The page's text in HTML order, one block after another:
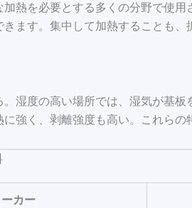
熱を必要とする多くの分野で使
ます。集中して加熱することも
湿度の高い場所では、湿気が基
強く、剥離強度も高い。これら
カー